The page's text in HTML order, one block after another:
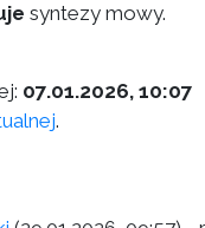
syntezy mowy.
07.01.2026, 10:07
.